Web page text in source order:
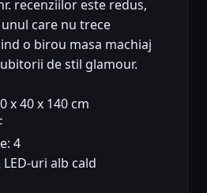
recenziilor este redus,
care nu trece
o birou masa machiaj
de stil glamour.
x 40 x 140 cm
4
uri alb cald